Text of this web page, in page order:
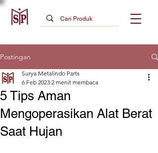
Postingan
5 Tips Aman
Mengoperasikan Alat Berat
Saat Hujan
Surya Metalindo Parts
6 Feb 2023 2 menit membaca